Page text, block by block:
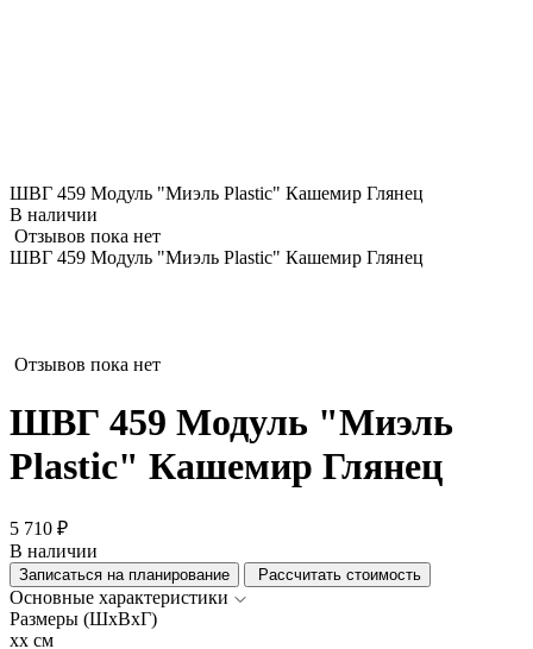
ШВГ 459 Модуль "Миэль Plastic" Кашемир Глянец
В наличии
Отзывов пока нет
ШВГ 459 Модуль "Миэль Plastic" Кашемир Глянец
Отзывов пока нет
ШВГ 459 Модуль "Миэль
Plastic" Кашемир Глянец
5 710 ₽
В наличии
Записаться на планирование Рассчитать стоимость
Основные характеристики
Размеры (ШхВхГ)
xx см